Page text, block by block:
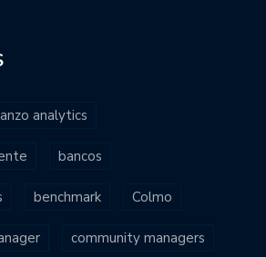
analytics
bancos
benchmark Colmo
community managers